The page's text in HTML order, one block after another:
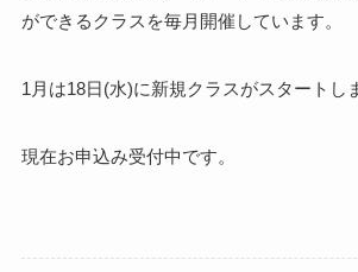
ができるクラスを毎月開催しています。
1月は18日(水)に新規クラスがスタートし
現在お申込み受付中です。